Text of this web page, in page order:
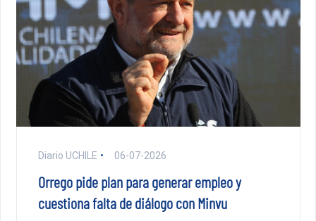
Diario UCHILE 06-07-2026
Orrego pide plan para generar empleo y
cuestiona falta de diálogo con Minvu